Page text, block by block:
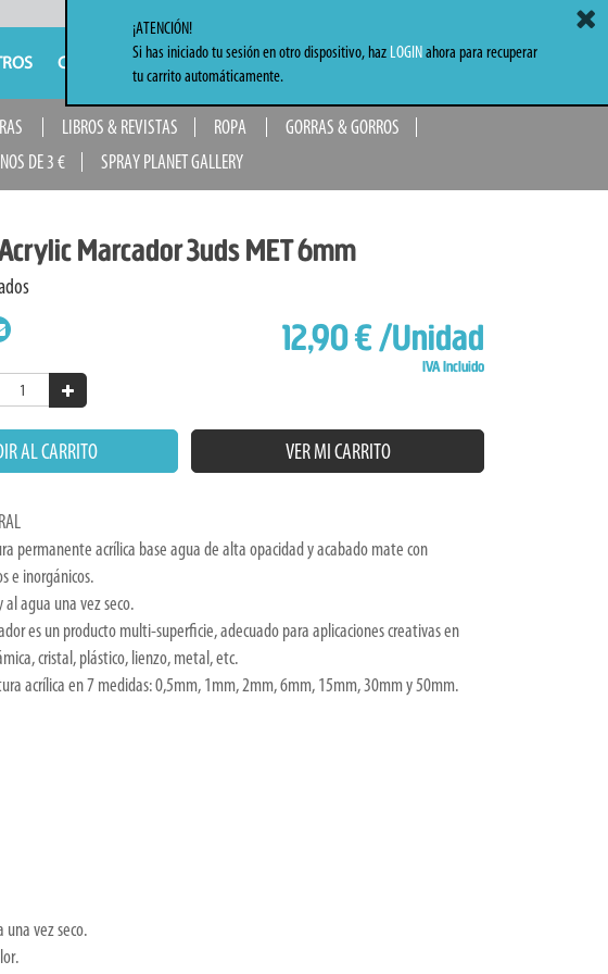
CONTACTO
LIBROS & REVISTAS ROPA
GORRAS & GORROS
DE 3 € SPRAY PLANET GALLERY
Marcador 3uds MET 6mm
12,90 €/Unidad
IVA Incluido
AL CARRITO VER MI CARRITO
permanente acrílica base agua de alta opacidad y acabado mate con
e inorgánicos.
agua una vez seco.
es un producto multi-superficie, adecuado para aplicaciones creativas en
cristal, plástico, lienzo, metal, etc.
acrílica en 7 medidas: 0,5mm, 1mm, 2mm, 6mm, 15mm, 30mm y 50mm.
vez seco.
¡ATENCIÓN!
Si has iniciado tu sesión en otro dispositivo, haz LOGINahora para recuperar
tu carrito automáticamente.